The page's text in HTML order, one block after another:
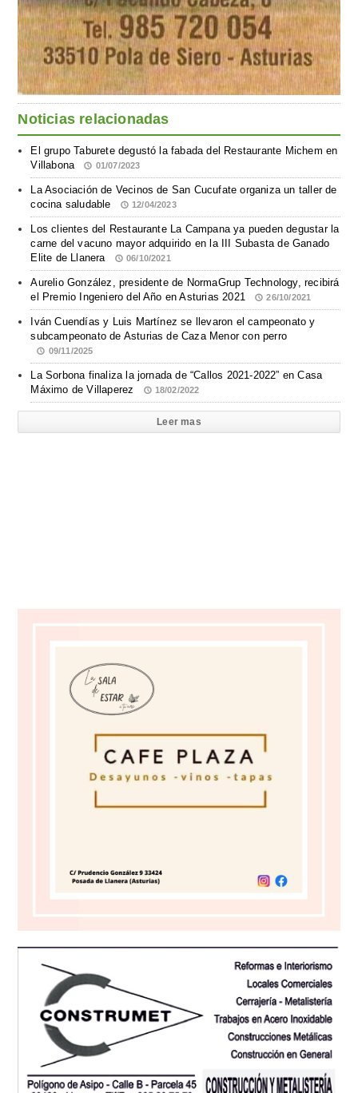
Noticias relacionadas
El grupo Taburete degustó la fabada del Restaurante Michem en
Villabona
01/07/2023
La Asociación de Vecinos de San Cucufate organiza un taller de
cocina saludable
12/04/2023
Los clientes del Restaurante La Campana ya pueden degustar la
carne del vacuno mayor adquirido en la III Subasta de Ganado
Elite de Llanera
06/10/2021
Aurelio González, presidente de NormaGrup Technology, recibirá
el Premio Ingeniero del Año en Asturias 2021
26/10/2021
Iván Cuendías y Luis Martínez se llevaron el campeonato y
subcampeonato de Asturias de Caza Menor con perro
09/11/2025
La Sorbona finaliza la jornada de “Callos 2021-2022” en Casa
Máximo de Villaperez
18/02/2022
Leer mas